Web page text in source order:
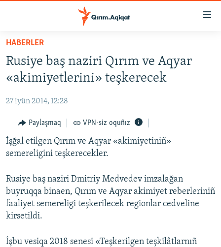
Esas
qaytmaq
Baş
navigatsiyağa
qaytmaq
qaytmaq
HABERLER
SİYASET
İQTİSADİYAT
CEMİYET
MEDENİYET
İNSAN AQLARI
VİDEO
SÜRET
BLOGLAR
FİKİR
Русский
HABERLER
Rusiye baş naziri Qırım ve Aqyar
«akimiyetlerini» teşkerecek
27 iyün 2014, 12:28
Paylaşmaq VPN-siz oquñız
İşğal etilgen Qırım ve Aqyar «akimiyetiniñ»
semereligini teşkerecekler.
Rusiye baş naziri Dmitriy Medvedev imzalağan
buyruqqa binaen, Qırım ve Aqyar akimiyet reberleriniñ
faaliyet semereligi teşkerilecek regionlar cedveline
kirsetildi.
İşbu vesiqa 2018 senesi «Teşkerilgen teşkilâtlarnıñ